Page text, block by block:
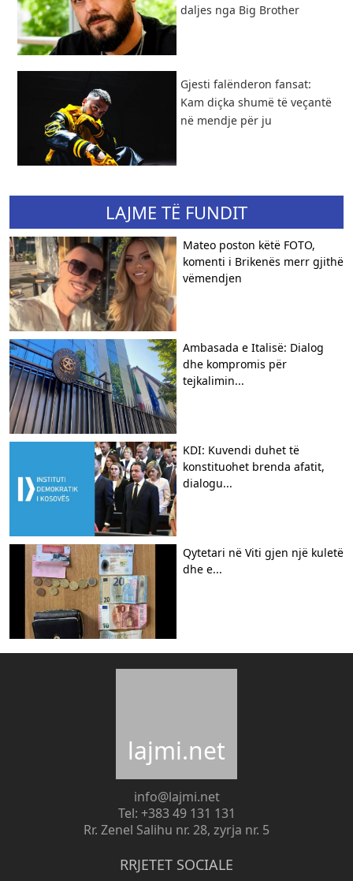
daljes nga Big Brother
Gjesti falënderon fansat:
Kam diçka shumë të veçantë
në mendje për ju
LAJME TË FUNDIT
Mateo poston këtë FOTO,
komenti i Brikenës merr gjithë
vëmendjen
Ambasada e Italisë: Dialog
dhe kompromis për
tejkalimin...
KDI: Kuvendi duhet të
konstituohet brenda afatit,
dialogu...
Qytetari në Viti gjen një kuletë
dhe e...
lajmi.net
info@lajmi.net
Tel: +383 49 131 131
Rr. Zenel Salihu nr. 28, zyrja nr. 5
RRJETET SOCIALE